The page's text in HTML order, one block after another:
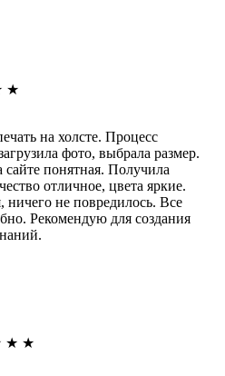
★
на холсте. Процесс
фото, выбрала размер.
понятная. Получила
отличное, цвета яркие.
ничего не повредилось. Все
Рекомендую для создания
★ ★